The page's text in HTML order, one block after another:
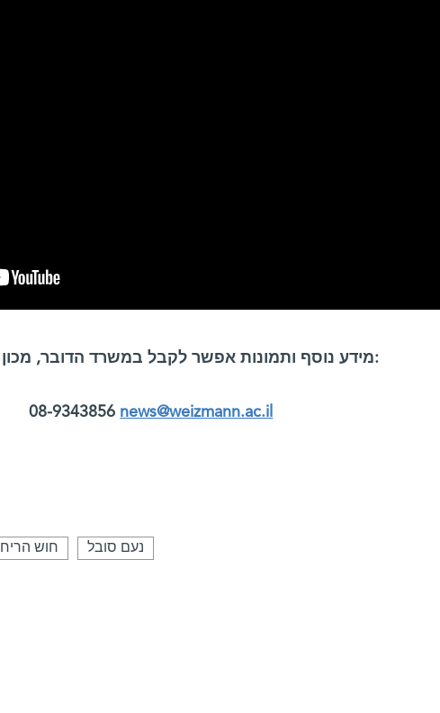
מידע נוסף ותמונות אפשר לקבל במשרד הדובר, מכון ויצמן למדע:
08-9343856 news@weizmann.ac.il
חוש הריח נעם סובל